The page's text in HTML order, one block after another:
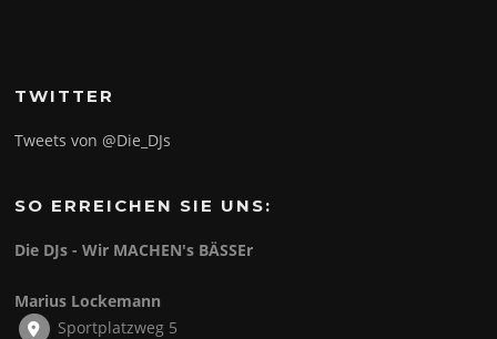
TWITTER
Tweets von @Die_DJs
SO ERREICHEN SIE UNS:
Die DJs - Wir MACHEN's BÄSSEr
Marius Lockemann
Sportplatzweg 5